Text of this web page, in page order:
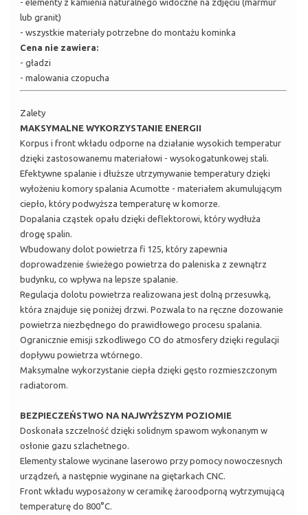
- elementy z kamienia naturalnego widoczne na zdjęciu (marmur
lub granit)
- wszystkie materiały potrzebne do montażu kominka
Cena nie zawiera:
- gładzi
- malowania czopucha
Zalety
MAKSYMALNE WYKORZYSTANIE ENERGII
Korpus i front wkładu odporne na działanie wysokich temperatur
dzięki zastosowanemu materiałowi - wysokogatunkowej stali.
Efektywne spalanie i dłuższe utrzymywanie temperatury dzięki
wyłożeniu komory spalania Acumotte - materiałem akumulującym
ciepło, który podwyższa temperaturę w komorze.
Dopalania cząstek opału dzięki deflektorowi, który wydłuża
drogę spalin.
Wbudowany dolot powietrza fi 125, który zapewnia
doprowadzenie świeżego powietrza do paleniska z zewnątrz
budynku, co wpływa na lepsze spalanie.
Regulacja dolotu powietrza realizowana jest dolną przesuwką,
która znajduje się poniżej drzwi. Pozwala to na ręczne dozowanie
powietrza niezbędnego do prawidłowego procesu spalania.
Ogranicznie emisji szkodliwego CO do atmosfery dzięki regulacji
dopływu powietrza wtórnego.
Maksymalne wykorzystanie ciepła dzięki gęsto rozmieszczonym
radiatorom.
BEZPIECZEŃSTWO NA NAJWYŻSZYM POZIOMIE
Doskonała szczelność dzięki solidnym spawom wykonanym w
osłonie gazu szlachetnego.
Elementy stalowe wycinane laserowo przy pomocy nowoczesnych
urządzeń, a następnie wyginane na giętarkach CNC.
Front wkładu wyposażony w ceramikę żaroodporną wytrzymującą
temperaturę do 800°C.